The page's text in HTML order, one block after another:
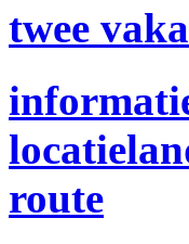
twee
route